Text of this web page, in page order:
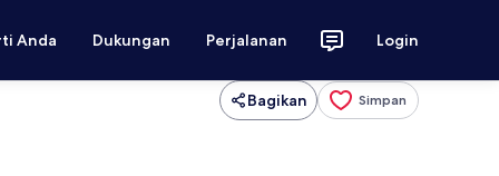
Anda Dukungan Perjalanan Login
Bagikan Simpan